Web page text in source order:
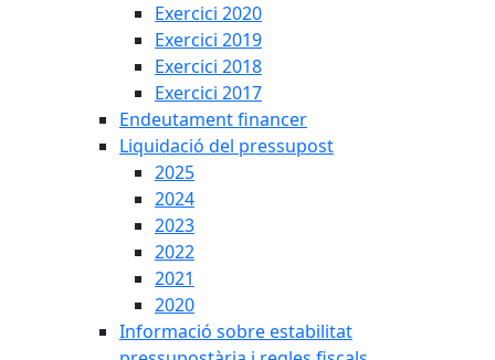
Exercici 2020
Exercici 2019
Exercici 2018
Exercici 2017
Endeutament financer
Liquidació del pressupost
2025
2024
2023
2022
2021
2020
Informació sobre estabilitat